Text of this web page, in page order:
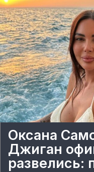
Оксана
Джиган
развелись: